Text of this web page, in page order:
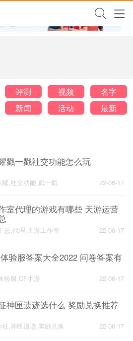
✕
评测 视频
名字
新闻 活动 最新
戳一戳社交功能怎么玩
耀,社交功能,戳一戳 22-06-17
室代理的游戏有哪些 天游运营
总,代理,天游工作室 22-06-17
验服答案大全2022 问卷答案有
验服,CF手游 22-06-17
神匣遗迹选什么 奖励兑换推荐
征,神匣遗迹,奖励兑换 22-06-17